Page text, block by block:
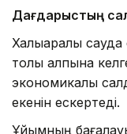
Дағдарыстың
Халықаралық
толық қалпына
экономикалық
екенін ескертеді.
Ұйымның